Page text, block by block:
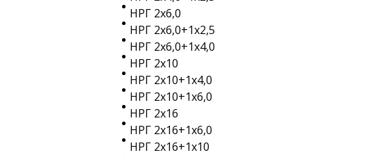
НРГ 2х6,0
НРГ 2х6,0+1х2,5
НРГ 2х6,0+1х4,0
НРГ 2х10
НРГ 2х10+1х4,0
НРГ 2х10+1х6,0
НРГ 2х16
НРГ 2х16+1х6,0
НРГ 2х16+1х10